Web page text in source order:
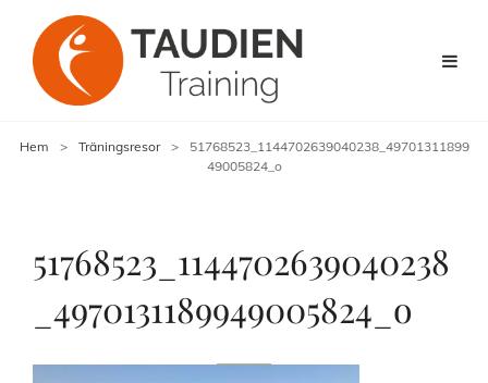
Hem > Träningsresor >
51768523_1144702639040238_49701311899
49005824_o
51768523_1144702639040238
_4970131189949005824_o